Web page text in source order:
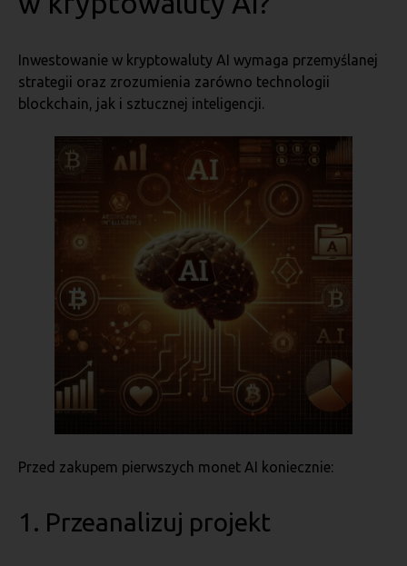
Inwestowanie w kryptowaluty AI wymaga przemyślanej
strategii oraz zrozumienia zarówno technologii
blockchain, jak i sztucznej inteligencji.
Przed zakupem pierwszych monet AI koniecznie:
1. Przeanalizuj projekt